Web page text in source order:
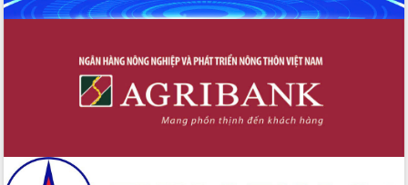
Nâng cao hiệu lực, hiệu quả HĐND
Xã Ea Phê gắn cải cách hành chính với
chuyển đổi số
Phó Chủ tịch Thường trực UBND tỉnh
Hồ Thị Nguyên Thảo làm việc tại Trung
tâm Phục vụ hành chính công xã Ea
Xây dựng nền hành chính số đồng